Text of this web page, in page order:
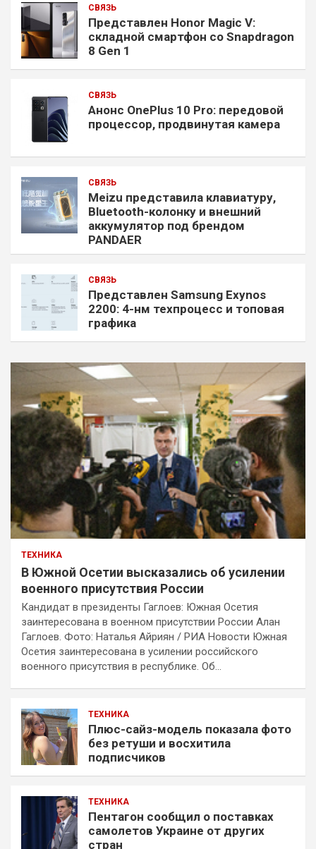
СВЯЗЬ
Представлен Honor Magic V:
складной смартфон со Snapdragon
8 Gen 1
СВЯЗЬ
Анонс OnePlus 10 Pro: передовой
процессор, продвинутая камера
СВЯЗЬ
Meizu представила клавиатуру,
Bluetooth-колонку и внешний
аккумулятор под брендом
PANDAER
СВЯЗЬ
Представлен Samsung Exynos
2200: 4-нм техпроцесс и топовая
графика
ТЕХНИКА
В Южной Осетии высказались об усилении
военного присутствия России
Кандидат в президенты Гаглоев: Южная Осетия
заинтересована в военном присутствии России Алан
Гаглоев. Фото: Наталья Айриян / РИА Новости Южная
Осетия заинтересована в усилении российского
военного присутствия в республике. Об…
ТЕХНИКА
Плюс-сайз-модель показала фото
без ретуши и восхитила
подписчиков
ТЕХНИКА
Пентагон сообщил о поставках
самолетов Украине от других
стран